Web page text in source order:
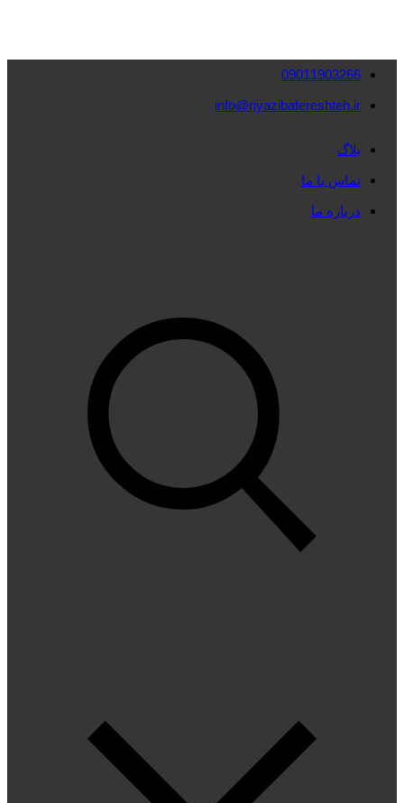
09011903266
info@riyazibafereshteh.ir
بلاگ
تماس با ما
درباره ما